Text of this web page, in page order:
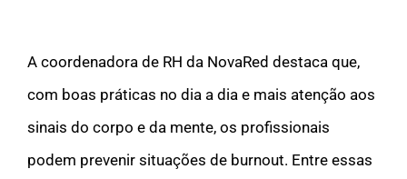
A coordenadora de RH da NovaRed destaca que,
com boas práticas no dia a dia e mais atenção aos
sinais do corpo e da mente, os profissionais
podem prevenir situações de burnout. Entre essas